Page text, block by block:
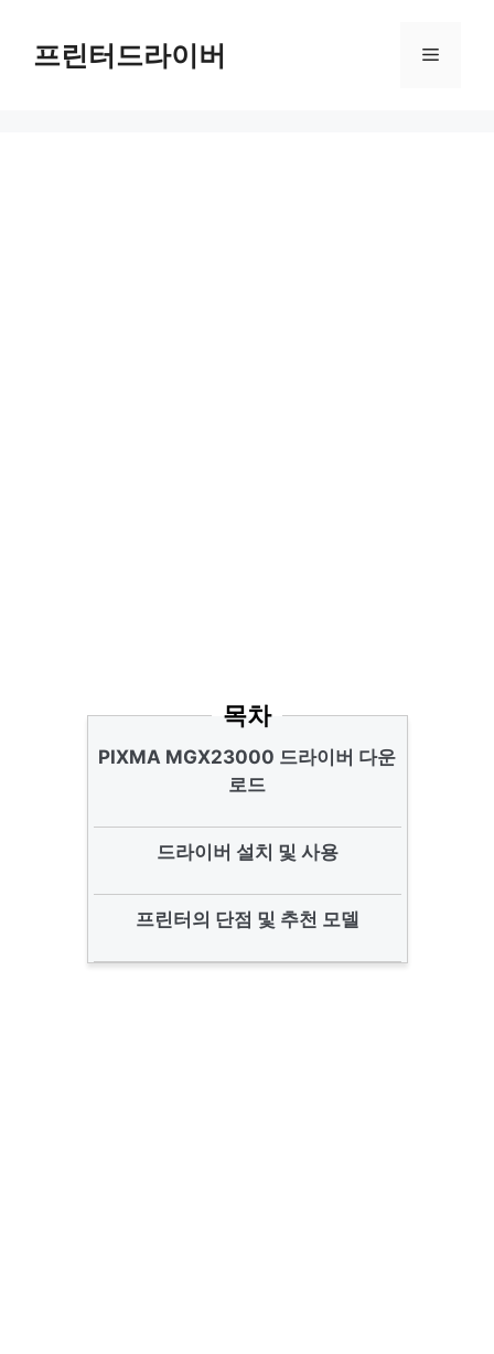
content프린터드라이버 Menu
목차
PIXMA MGX23000 드라이버 다운
로드
드라이버 설치 및 사용
프린터의 단점 및 추천 모델